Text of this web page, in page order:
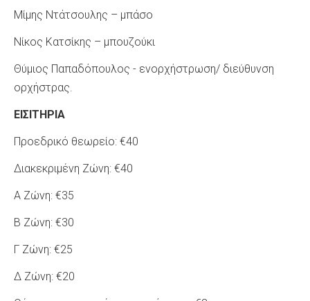
Μίμης Ντάτσουλης – μπάσο
Nίκος Κατσίκης – μπουζούκι
Θύμιος Παπαδόπουλος - ενορχήστρωση/ διεύθυνση
ορχήστρας.
ΕΙΣΙΤΗΡΙΑ
Προεδρικό θεωρείο: €40
Διακεκριμένη Ζώνη: €40
Α Ζώνη: €35
Β Ζώνη: €30
Γ Ζώνη: €25
Δ Ζώνη: €20